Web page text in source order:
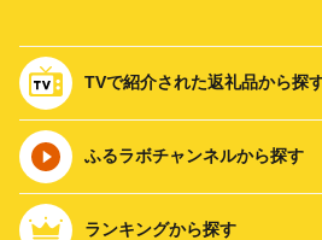
TVで紹介された返礼品から探
ふるラボチャンネルから探す
ランキングから探す